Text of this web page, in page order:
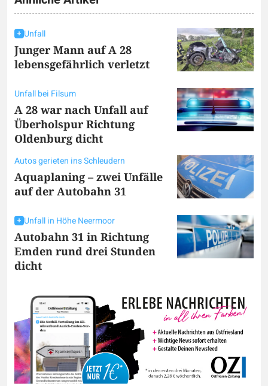
Unfall
Junger Mann auf A 28
lebensgefährlich verletzt
Unfall bei Filsum
A 28 war nach Unfall auf
Überholspur Richtung
Oldenburg dicht
Autos gerieten ins Schleudern
Aquaplaning – zwei Unfälle
auf der Autobahn 31
Unfall in Höhe Neermoor
Autobahn 31 in Richtung
Emden rund drei Stunden
dicht